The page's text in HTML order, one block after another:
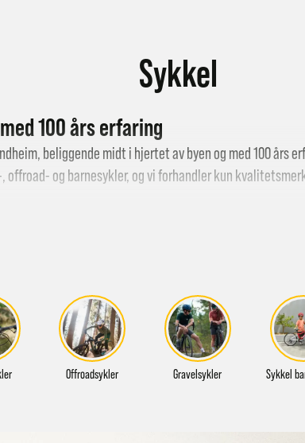
Sykkel
100 års erfaring
beliggende midt i hjertet av byen og med 100 års
offroad- og barnesykler, og vi forhandler kun
selgere med stor kunnskap om sykkel og som gjerne tar
er du velkommen til å r
inge oss eller sende en e-post.
Offroadsykler Gravelsykler Sykkel